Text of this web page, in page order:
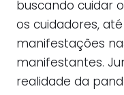
buscando cuidar
os cuidadores,
manifestações
manifestantes.
realidade da